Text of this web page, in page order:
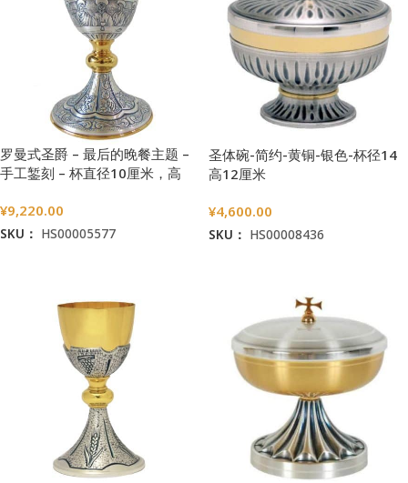
罗曼式圣爵 – 最后的晚餐主题 –
手工錾刻 – 杯直径10厘米，高
¥9,220.00
SKU： HS00005577
圣体碗-简约-黄铜-银色-杯径14
高12厘米
¥4,600.00
SKU： HS00008436